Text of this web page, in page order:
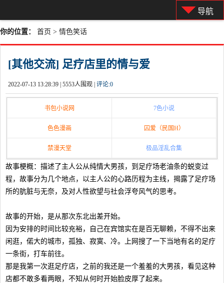
导航
你的位置： 首页 > 情色笑话
[其他交流] 足疗店里的情与爱
2022-07-13 13:28:39 | 5553人围观 | 评论:0
书包小说网 7色小说
色色漫画 囚爱（民国H）
禁漫天堂 极品淫乱合集
故事梗概：描述了主人公从纯情大男孩，到足疗场老油条的蜕变过
程，故事分为几个地点，以主人公的心路历程为主线，揭露了足疗场
所的肮脏与无奈，及对人性欲望与社会浮夸风气的思考。
故事的开始，是从那次东北出差开始。
因为安排的时间比较充裕，自己在宾馆实在是百无聊赖，不得不出来
闲逛，偌大的城市，孤独、寂寞、冷。上网搜了一下当地有名的足疗
一条街，打车前往。
那是我第一次逛足疗店，之前的我还是一个羞羞的大男孩，看见这种
店都不敢多看两眼，不知从何时开始脸皮厚了起来。